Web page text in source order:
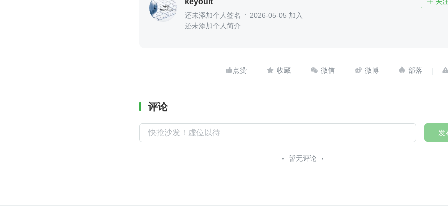
keyouit  关
还未添加个人签名
2026-05-05 加入
还未添加个人简介
    
评论
发
暂无评论